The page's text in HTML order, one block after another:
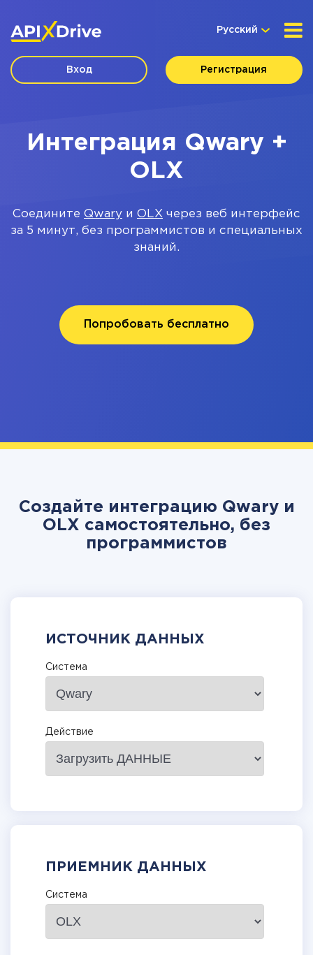
Русский
Вход Регистрация
Интеграция Qwary +
OLX
Соедините Qwary и OLX через веб интерфейс
за 5 минут, без программистов и специальных
знаний.
Попробовать бесплатно
Создайте интеграцию Qwary и
OLX самостоятельно, без
программистов
ИСТОЧНИК ДАННЫХ
Система
Действие
ПРИЕМНИК ДАННЫХ
Система